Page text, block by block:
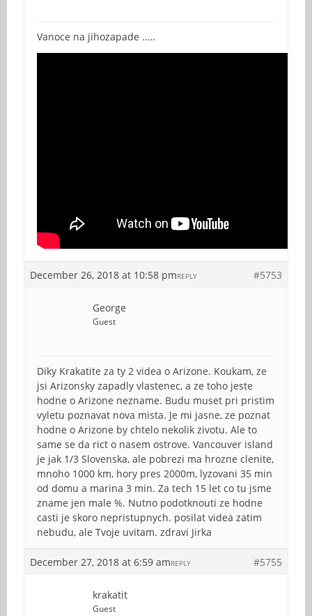
Vanoce na jihozapade …..
December 26, 2018 at 10:58 pm #5753
REPLY
George
Guest
Diky Krakatite za ty 2 videa o Arizone. Koukam, ze
jsi Arizonsky zapadly vlastenec, a ze toho jeste
hodne o Arizone nezname. Budu muset pri pristim
vyletu poznavat nova mista. Je mi jasne, ze poznat
hodne o Arizone by chtelo nekolik zivotu. Ale to
same se da rict o nasem ostrove. Vancouver island
je jak 1/3 Slovenska, ale pobrezi ma hrozne clenite,
mnoho 1000 km, hory pres 2000m, lyzovani 35 min
od domu a marina 3 min. Za tech 15 let co tu jsme
zname jen male %. Nutno podotknouti ze hodne
casti je skoro nepristupnych. posilat videa zatim
nebudu, ale Tvoje uvitam. zdravi Jirka
December 27, 2018 at 6:59 am #5755
REPLY
krakatit
Guest